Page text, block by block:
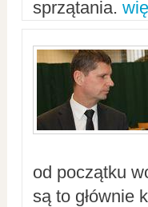
sprzątania.
od początku
są to głównie